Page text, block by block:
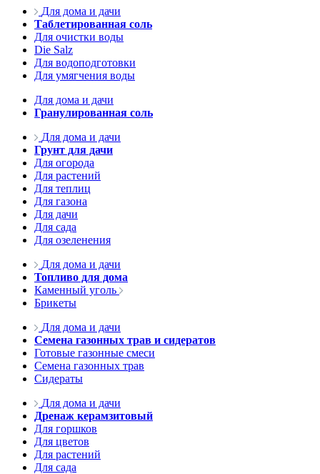
Для дома и дачи
Таблетированная соль
Для очистки воды
Die Salz
Для водоподготовки
Для умягчения воды
Для дома и дачи
Гранулированная соль
Для дома и дачи
Грунт для дачи
Для огорода
Для растений
Для теплиц
Для газона
Для дачи
Для сада
Для озеленения
Для дома и дачи
Топливо для дома
Каменный уголь
Брикеты
Для дома и дачи
Семена газонных трав и сидератов
Готовые газонные смеси
Семена газонных трав
Сидераты
Для дома и дачи
Дренаж керамзитовый
Для горшков
Для цветов
Для растений
Для сада